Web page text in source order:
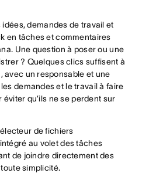
demandes de travail et
en tâches et commentaires
Une question à poser ou une
? Quelques clics suffisent à
avec un responsable et une
demandes et le travail à faire
qu’ils ne se perdent sur
de fichiers
au volet des tâches
de joindre directement des
simplicité.